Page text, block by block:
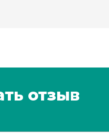
отзыв